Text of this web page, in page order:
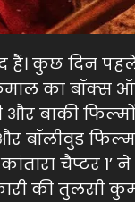
हैं। कुछ दिन
कमाल का
और बाकी
बॉलीवुड
चैप्टर 1’
की तुलसी